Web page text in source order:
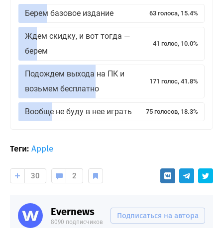
Берем базовое издание 63 голоса, 15.4%
Ждем скидку, и вот тогда —
берем
41 голос, 10.0%
Подождем выхода на ПК и
возьмем бесплатно
171 голос, 41.8%
Вообще не буду в нее играть 75 голосов, 18.3%
Теги: Apple
30 2
Evernews
8090 подписчиков
Подписаться на автора